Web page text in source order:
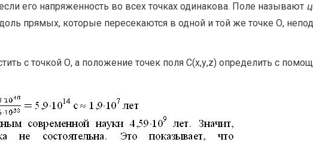
его напряженность во всех точках одинакова. Поле называют
прямых, которые пересекаются в одной и той же точке О,
с точкой О, а положение точек поля С(х,у,z) определить с